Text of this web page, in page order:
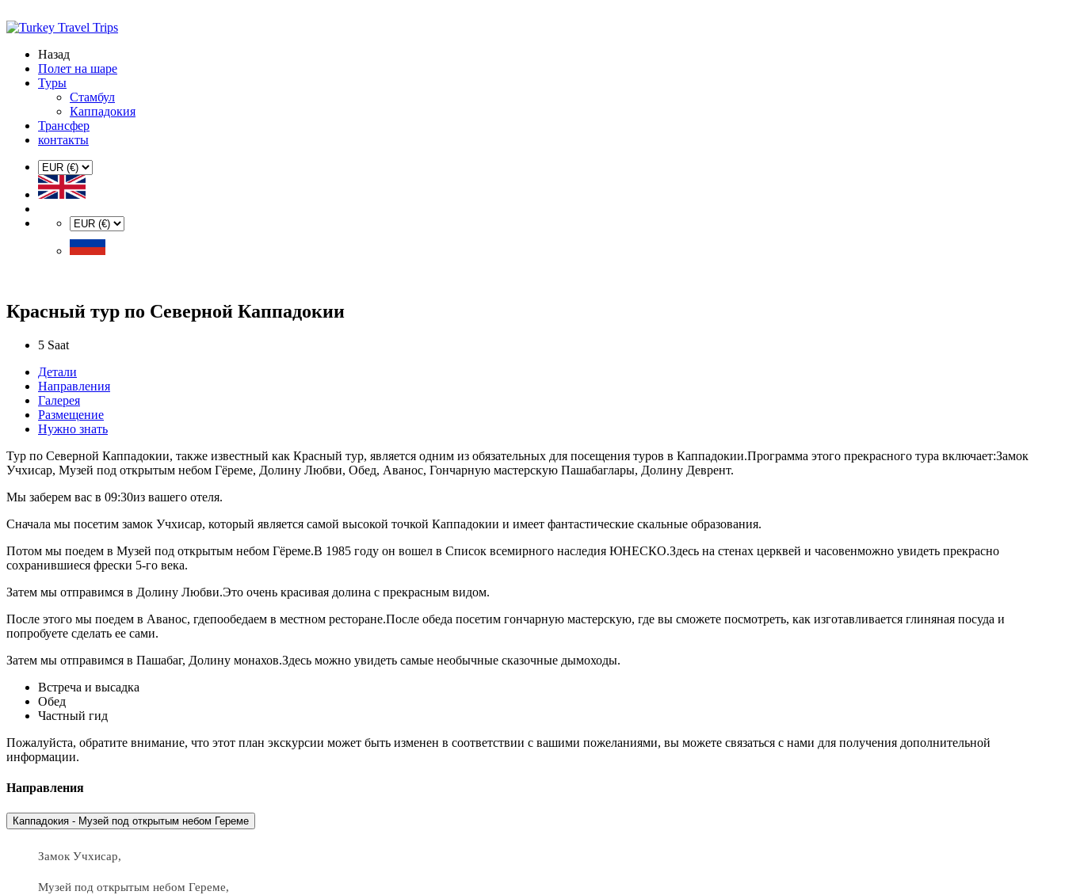
Назад
Полет на шаре
Туры
Стамбул
Каппадокия
Трансфер
контакты
Красный тур по Северной Каппадокии
5 Saat
Детали
Направления
Галерея
Размещение
Нужно знать
Тур по Северной Каппадокии, также известный как Красный тур, является одним из обязательных для посещения туров в Каппадокии.Программа этого прекрасного тура включает:Замок
Учхисар, Музей под открытым небом Гёреме, Долину Любви, Обед, Аванос, Гончарную мастерскую Пашабаглары, Долину Деврент.
Мы заберем вас в 09:30из вашего отеля.
Сначала мы посетим замок Учхисар, который является самой высокой точкой Каппадокии и имеет фантастические скальные образования.
Потом мы поедем в Музей под открытым небом Гёреме.В 1985 году он вошел в Список всемирного наследия ЮНЕСКО.Здесь на стенах церквей и часовенможно увидеть прекрасно
сохранившиеся фрески 5-го века.
Затем мы отправимся в Долину Любви.Это очень красивая долина с прекрасным видом.
После этого мы поедем в Аванос, гдепообедаем в местном ресторане.После обеда посетим гончарную мастерскую, где вы сможете посмотреть, как изготавливается глиняная посуда и
попробуете сделать ее сами.
Затем мы отправимся в Пашабаг, Долину монахов.Здесь можно увидеть самые необычные сказочные дымоходы.
Встреча и высадка
Обед
Частный гид
Пожалуйста, обратите внимание, что этот план экскурсии может быть изменен в соответствии с вашими пожеланиями, вы можете связаться с нами для получения дополнительной
информации.
Направления
Каппадокия - Музей под открытым небом Гереме
Замок Учхисар,
Музей под открытым небом Гереме,